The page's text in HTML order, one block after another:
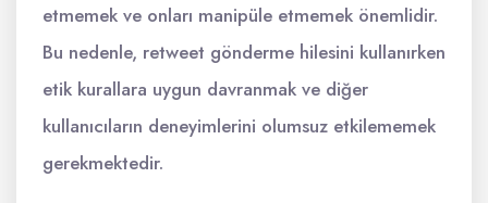
etmemek ve onları manipüle etmemek önemlidir.
Bu nedenle, retweet gönderme hilesini kullanırken
etik kurallara uygun davranmak ve diğer
kullanıcıların deneyimlerini olumsuz etkilememek
gerekmektedir.